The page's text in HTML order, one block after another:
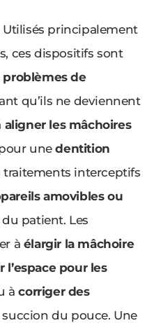
principalement
ces dispositifs sont
problèmes de
qu’ils ne deviennent
aligner les mâchoires
unedentition
traitements interceptifs
amovibles ou
patient. Les
à élargir la mâchoire
l’espace pour les
àcorriger des
du pouce. Une